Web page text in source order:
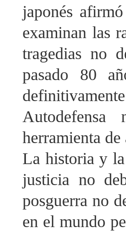
japonés
examinan las
tragedias no
pasado 80
herramienta de
La historia y
justicia no
posguerra no
en el mundo